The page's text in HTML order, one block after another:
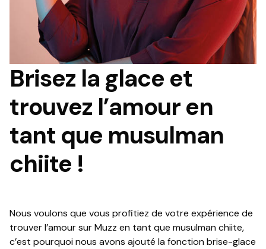
Brisez la glace et
trouvez l’amour en
tant que musulman
chiite !
Nous voulons que vous profitiez de votre expérience de
trouver l’amour sur Muzz en tant que musulman chiite,
c’est pourquoi nous avons ajouté la fonction brise-glace